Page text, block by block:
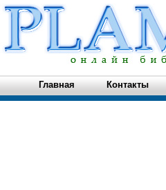
Главная Контакты